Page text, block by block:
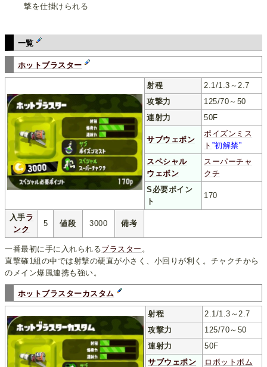
撃を仕掛けられる
一覧
ホットブラスター
射程
2.1/1.3～2.7
攻撃力
125/70～50
連射力
50F
サブウェポン
ポイズンミス
ト ”初解禁”
スペシャル
ウェポン
スーパーチャ
クチ
S必要ポイン
ト
170
入手ラ
ンク
5 値段 3000 備考
一番最初に手に入れられるブラスター 。
直撃確1組の中では射撃の硬直が小さく、小回りが利く。チャクチから
のメイン爆風連携も強い。
ホットブラスターカスタム
射程
2.1/1.3～2.7
攻撃力
125/70～50
連射力
50F
サブウェポン
ロボットボム